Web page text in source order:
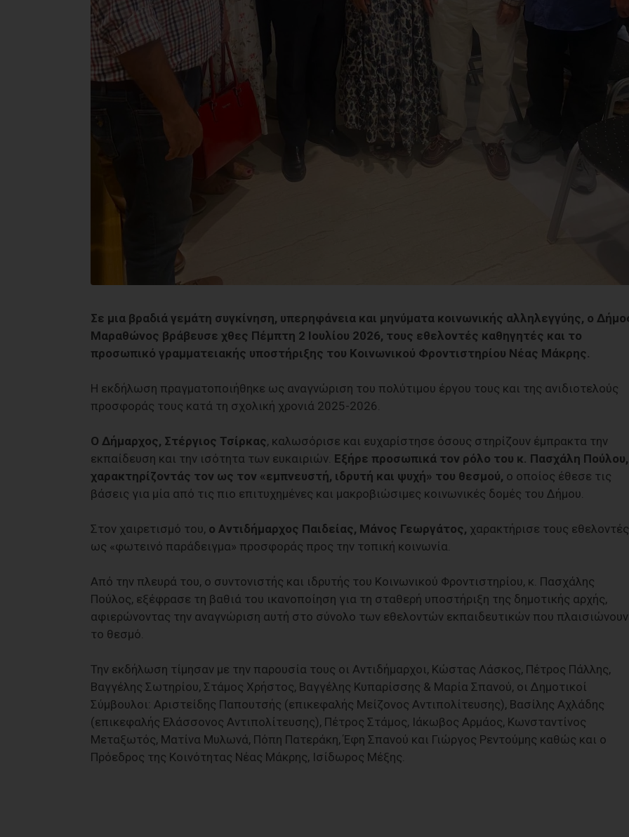
Σε μια βραδιά γεμάτη συγκίνηση, υπερηφάνεια και μηνύματα κοινωνικής αλληλεγγύης, ο
Μαραθώνος βράβευσε χθες Πέμπτη 2 Ιουλίου 2026, τους εθελοντές καθηγητές και το
προσωπικό γραμματειακής υποστήριξης του Κοινωνικού Φροντιστηρίου Νέας Μάκρης.
Η εκδήλωση πραγματοποιήθηκε ως αναγνώριση του πολύτιμου έργου τους και της ανιδιοτελούς
προσφοράς τους κατά τη σχολική χρονιά 2025-2026.
O Δήμαρχος, Στέργιος Τσίρκας, καλωσόρισε και ευχαρίστησε όσους στηρίζουν έμπρακτα την
εκπαίδευση και την ισότητα των ευκαιριών. Εξήρε προσωπικά τον ρόλο του κ. Πασχάλη Πούλου,
χαρακτηρίζοντάς τον ως τον «εμπνευστή, ιδρυτή και ψυχή» του θεσμού, ο οποίος έθεσε τις
βάσεις για μία από τις πιο επιτυχημένες και μακροβιώσιμες κοινωνικές δομές του Δήμου.
Στον χαιρετισμό του, ο Αντιδήμαρχος Παιδείας, Μάνος Γεωργάτος, χαρακτήρισε τους εθελοντές
ως «φωτεινό παράδειγμα» προσφοράς προς την τοπική κοινωνία.
Από την πλευρά του, ο συντονιστής και ιδρυτής του Κοινωνικού Φροντιστηρίου, κ. Πασχάλης
Πούλος, εξέφρασε τη βαθιά του ικανοποίηση για τη σταθερή υποστήριξη της δημοτικής αρχής,
αφιερώνοντας την αναγνώριση αυτή στο σύνολο των εθελοντών εκπαιδευτικών που πλαισιώνουν
το θεσμό.
Την εκδήλωση τίμησαν με την παρουσία τους οι Αντιδήμαρχοι, Κώστας Λάσκος, Πέτρος Πάλλης,
Βαγγέλης Σωτηρίου, Στάμος Χρήστος, Βαγγέλης Κυπαρίσσης & Μαρία Σπανού, οι Δημοτικοί
Σύμβουλοι: Αριστείδης Παπουτσής (επικεφαλής Μείζονος Αντιπολίτευσης), Βασίλης Αχλάδης
(επικεφαλής Ελάσσονος Αντιπολίτευσης), Πέτρος Στάμος, Ιάκωβος Αρμάος, Κωνσταντίνος
Μεταξωτός, Ματίνα Μυλωνά, Πόπη Πατεράκη, Έφη Σπανού και Γιώργος Ρεντούμης καθώς και ο
Πρόεδρος της Κοινότητας Νέας Μάκρης, Ισίδωρος Μέξης.